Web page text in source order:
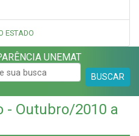
ESTADO
UNEMAT
BUSCAR
- Outubro/2010 a